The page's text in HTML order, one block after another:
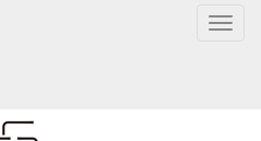
選